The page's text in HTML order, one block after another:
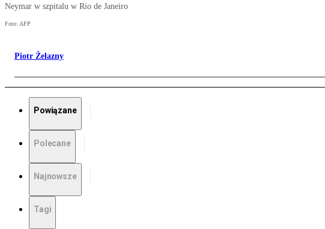
Neymar w szpitalu w Rio de Janeiro
Foto: AFP
Piotr Żelazny
Powiązane
Polecane
Najnowsze
Tagi